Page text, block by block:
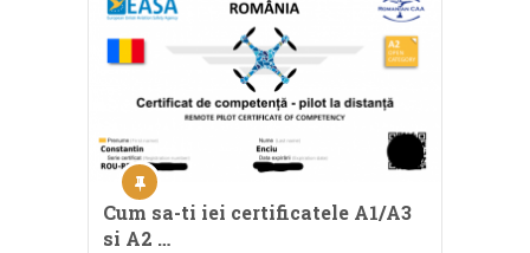
Cum sa-ti iei certificatele A1/A3
si A2 …